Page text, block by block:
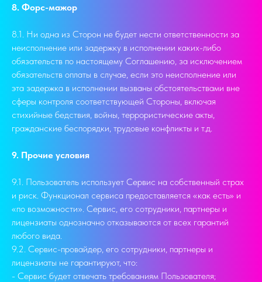
8. Форс-мажор
8.1. Ни одна из Сторон не будет нести ответственности за
неисполнение или задержку в исполнении каких-либо
обязательств по настоящему Соглашению, за исключением
обязательств оплаты в случае, если это неисполнение или
эта задержка в исполнении вызваны обстоятельствами вне
сферы контроля соответствующей Стороны, включая
стихийные бедствия, войны, террористические акты,
гражданские беспорядки, трудовые конфликты и т.д.
9. Прочие условия
9.1. Пользователь использует Сервис на собственный страх
и риск. Функционал сервиса предоставляется «как есть» и
«по возможности». Сервис, его сотрудники, партнеры и
лицензиаты однозначно отказываются от всех гарантий
любого вида.
9.2. Сервис-провайдер, его сотрудники, партнеры и
лицензиаты не гарантируют, что:
- Сервис будет отвечать требованиям Пользователя;